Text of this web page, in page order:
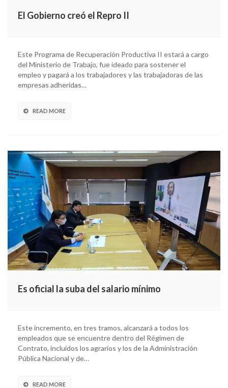
El Gobierno creó el Repro II
Este Programa de Recuperación Productiva II estará a cargo
del Ministerio de Trabajo, fue ideado para sostener el
empleo y pagará a los trabajadores y las trabajadoras de las
empresas adheridas…
READ MORE
Es oficial la suba del salario mínimo
Este incremento, en tres tramos, alcanzará a todos los
empleados que se encuentre dentro del Régimen de
Contrato, incluidos los agrarios y los de la Administración
Pública Nacional y de…
READ MORE